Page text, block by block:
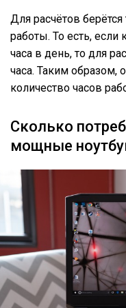
Для расчётов
работы. То есть,
часа в день, то для
часа. Таким образом,
количество часов
Сколько
мощные